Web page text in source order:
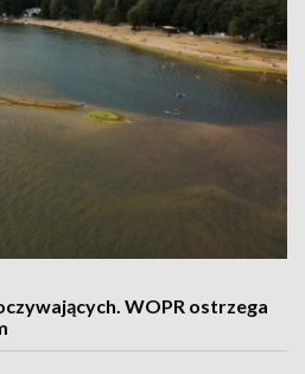
WOPR ostrzega